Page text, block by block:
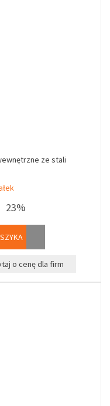
ze stali
23%
o cenę dla firm